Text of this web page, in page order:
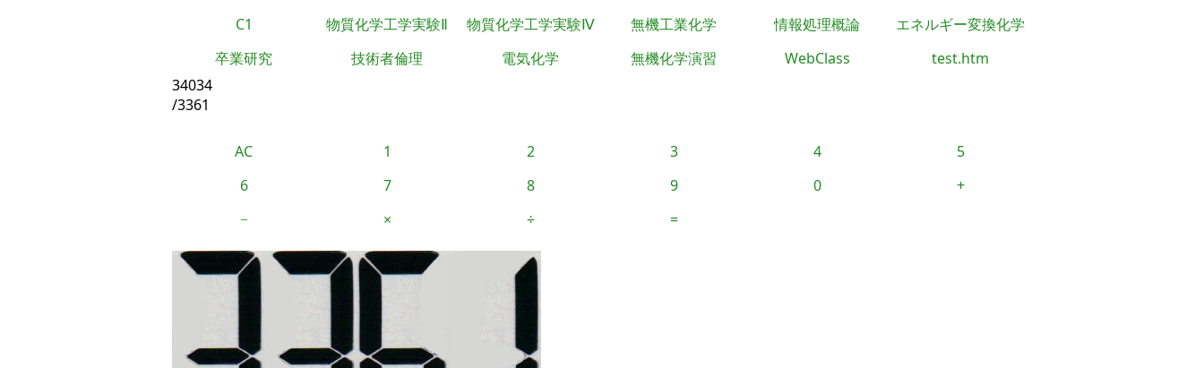
C1 物質化学工学実験Ⅱ 物質化学工学実験Ⅳ 無機工業化学 情報処理概論
エネルギー変換化学
卒業研究
技術者倫理 電気化学 無機化学演習 WebClass
test.htm
34034
/3361
AC 1 2 3 4
5
6
7 8 9 0
+
−
× ÷ =